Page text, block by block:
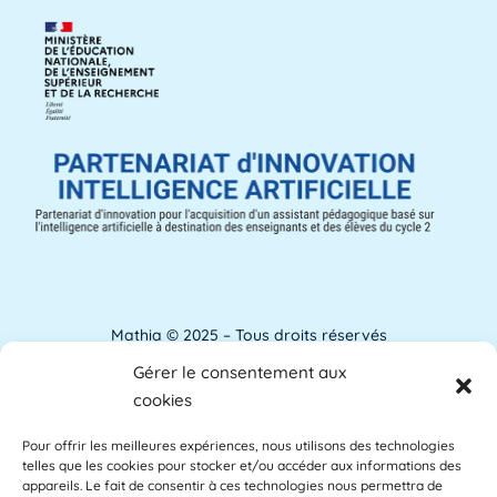
Gérer le consentement aux
cookies
Pour offrir les meilleures expériences, nous utilisons des technologies
telles que les cookies pour stocker et/ou accéder aux informations des
appareils. Le fait de consentir à ces technologies nous permettra de
Aménagements d'apprentissage
Les aménagements d'apprentissage peuvent
faire référence à du temps supplémentaire
pour la [...]
ANACT
ANACT est l'acronyme de l'Agence nationale
Analyse de l'apprentissage
les commentaires des étudiants comme base
des [...]Lire plus »
Mathia © 2025 – Tous droits réservés
Mentions Légales
Accessibilité